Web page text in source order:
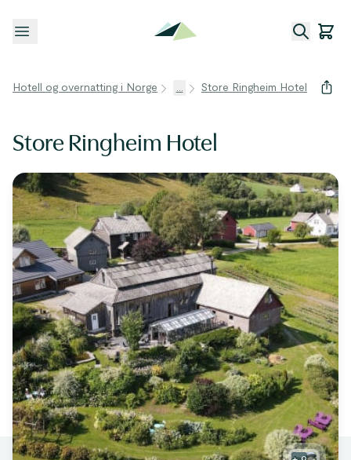
Åpne meny
Hotell og overnatting i Norge ... Store Ringheim Hotel
Store Ringheim Hotel